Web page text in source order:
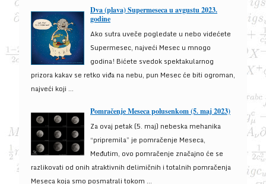
Dva (plava) Supermeseca u avgustu 2023.
godine
Ako sutra uveče pogledate u nebo videćete
Supermesec, najveći Mesec u mnogo
godina! Bićete svedok spektakularnog
prizora kakav se retko viđa na nebu, pun Mesec će biti ogroman,
najveći koji ...
Pomračenje Meseca polusenkom (5. maj 2023)
Za ovaj petak (5. maj) nebeska mehanika
“pripremila” je pomračenje Meseca,
Međutim, ovo pomračenje značajno će se
razlikovati od onih atraktivnih delimičnih i totalnih pomračenja
Meseca koja smo posmatrali tokom ...